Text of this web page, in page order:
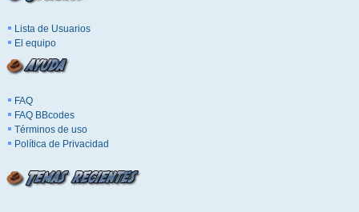
Lista de Usuarios
El equipo
FAQ
FAQ BBcodes
Términos de uso
Política de Privacidad